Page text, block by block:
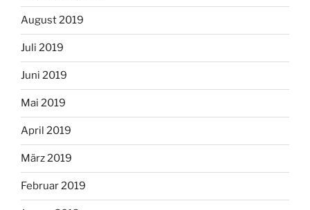
August 2019
Juli 2019
Juni 2019
Mai 2019
April 2019
März 2019
Februar 2019